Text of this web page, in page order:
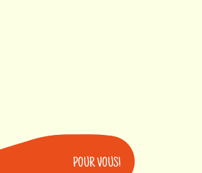
POUR VOUS!